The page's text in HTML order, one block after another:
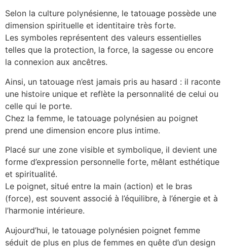
Selon la culture polynésienne, le tatouage possède une
dimension spirituelle et identitaire très forte.
Les symboles représentent des valeurs essentielles
telles que la protection, la force, la sagesse ou encore
la connexion aux ancêtres.
Ainsi, un tatouage n’est jamais pris au hasard : il raconte
une histoire unique et reflète la personnalité de celui ou
celle qui le porte.
Chez la femme, le tatouage polynésien au poignet
prend une dimension encore plus intime.
Placé sur une zone visible et symbolique, il devient une
forme d’expression personnelle forte, mêlant esthétique
et spiritualité.
Le poignet, situé entre la main (action) et le bras
(force), est souvent associé à l’équilibre, à l’énergie et à
l’harmonie intérieure.
Aujourd’hui, le tatouage polynésien poignet femme
séduit de plus en plus de femmes en quête d’un design